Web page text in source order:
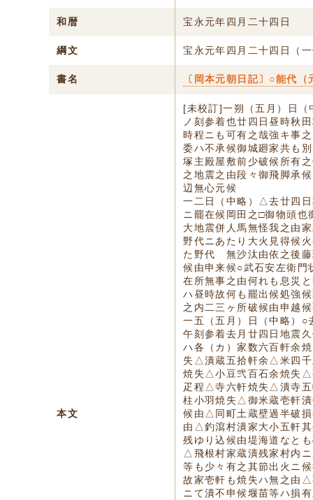
和暦 宝永元年四月二十四日
綱文 宝永元年四月二十四日（
書名 〔岡本元朝日記〕○能代
本文
[未校訂]一朔（五月）日
ノ刻参着也廿四日昼時秋
時程ニも可有之哉強キ事
委ハ不承候御城廻家共も
塚主殿屋敷前少破候所有
之地震之由段々御飛脚承
辺無心元候
一二日（中略）△去廿四
ニ罷在候岡田之□御物頭
大地震併人馬無怪我之由
野代ニあたり大火見得候
た野代ゟ無沙汰由依之後
候由申来候○武石安左衛門
在所無事之由何れも息災
ハ昼時故何も罷出候処強
之内二三ヶ所破候由申越
一五（五月）日（中略）○
午刻参着去月廿四日地震
ハ各（カ）家数六百軒余
失△潰蔵五拾軒余△米四
焼失△小豆弐百石余焼失
疋程△寺六軒焼失△潰寺
柱小羽焼失△御米蔵壱軒
候由△同町土蔵壁過半破
由△釣瀉村潰家大小五軒
残ゆり込候由堤海道なと
△飛根村家蔵潰残家村内
等も少々有之其節出火ニ
故家壱軒も焼失ハ無之由
ニて潰不申候堰苗等ハ損